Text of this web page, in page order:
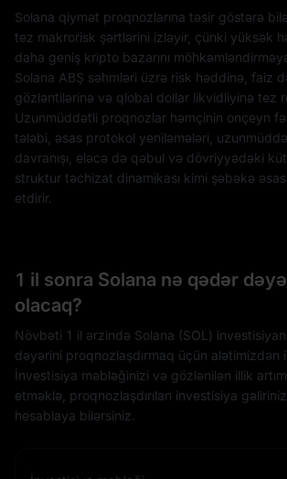
Solana qiymət proqnozlarına təsir göstərə
tez makrorisk şərtlərini izləyir, çünki yüksək
daha geniş kripto bazarını
Solana ABŞ səhmləri üzrə risk həddinə, faiz
gözləntilərinə və qlobal dollar likvidliyinə tez
Uzunmüddətli proqnozlar həmçinin onçeyn
tələbi, əsas protokol yeniləmələri,
davranışı, eləcə də qəbul və dövriyyədəki
struktur təchizat dinamikası kimi şəbəkə
etdirir.
1 il sonra Solana nə qədər
olacaq?
Növbəti 1 il ərzində Solana (SOL)
dəyərini proqnozlaşdırmaq üçün alətimizdən
İnvestisiya məbləğinizi və gözlənilən illik
etməklə, proqnozlaşdırılan investisiya
hesablaya bilərsiniz.